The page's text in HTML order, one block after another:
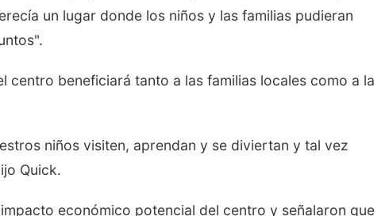
un lugar donde los niños y las familias pudieran
centro beneficiará tanto a las familias locales como a la
niños visiten, aprendan y se diviertan y tal vez
Quick.
económico potencial del centro y señalaron que